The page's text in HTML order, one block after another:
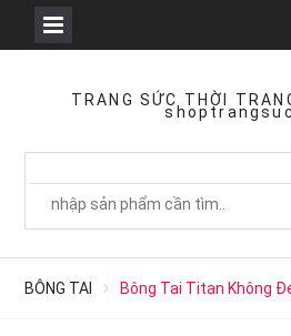
TRANG SỨC THỜI
BÔNG TAI Bông Tai Titan Không